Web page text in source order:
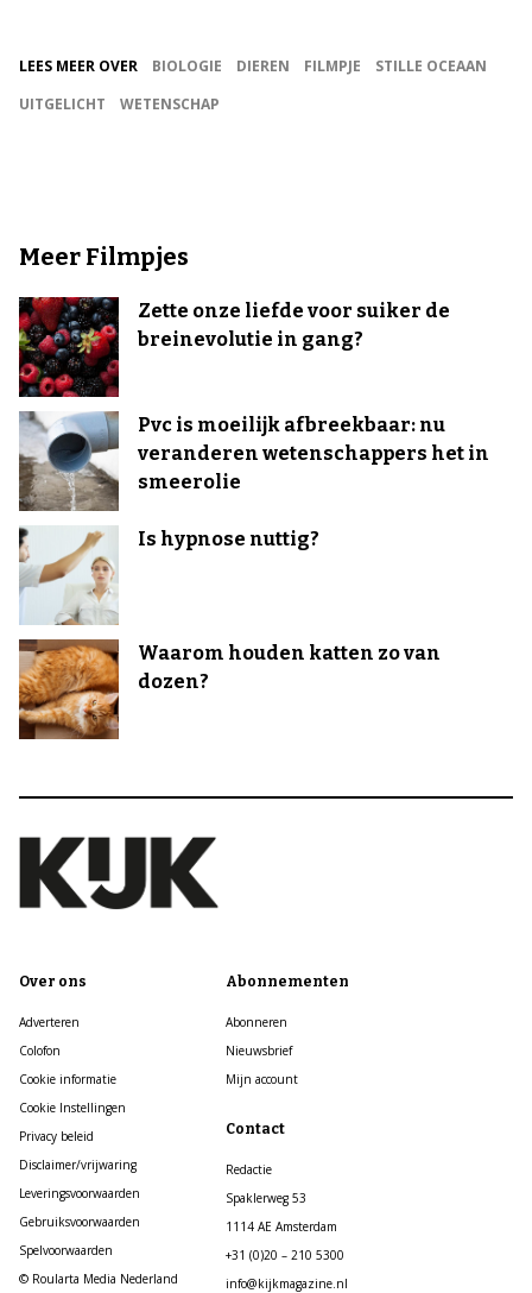
LEES MEER OVER BIOLOGIE DIEREN FILMPJE
STILLE OCEAAN
UITGELICHT
WETENSCHAP
Meer Filmpjes
Zette onze liefde voor suiker de
breinevolutie in gang?
Pvc is moeilijk afbreekbaar: nu
veranderen wetenschappers het in
smeerolie
Is hypnose nuttig?
Waarom houden katten zo van
dozen?
Over ons
Adverteren
Colofon
Cookie informatie
Cookie Instellingen
Privacy beleid
Disclaimer/vrijwaring
Leveringsvoorwaarden
Gebruiksvoorwaarden
Spelvoorwaarden
© Roularta Media Nederland
Abonnementen
Abonneren
Nieuwsbrief
Mijn account
Contact
Redactie
Spaklerweg 53
1114 AE Amsterdam
+31 (0)20 – 210 5300
info@kijkmagazine.nl